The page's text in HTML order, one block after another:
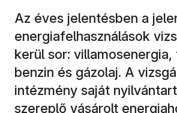
Az éves jelentésben a
energiafelhasználások
kerül sor: villamosenergia,
benzin és gázolaj. A
intézmény saját
szereplő vásárolt